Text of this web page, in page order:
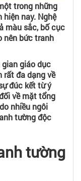
trong những
nay. Nghệ
màu sắc, bố cục
nên bức tranh
giáo dục
rất đa dạng về
đúc kết từ ý
về mặt tổng
nhiều ngôi
tường độc
tường